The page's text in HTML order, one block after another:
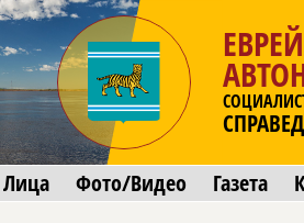
Лица Фото/Видео Газета